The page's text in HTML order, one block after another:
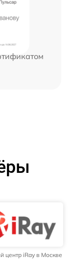
центр iRay в Москве